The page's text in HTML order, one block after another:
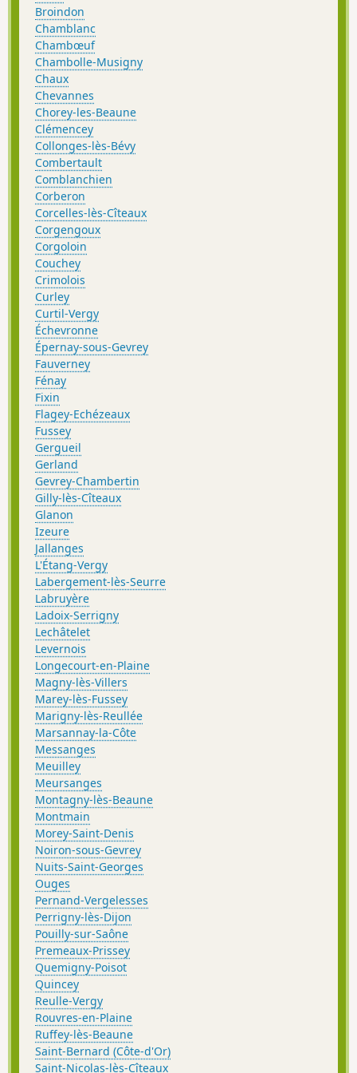
Broindon
Chamblanc
Chambœuf
Chambolle-Musigny
Chaux
Chevannes
Chorey-les-Beaune
Clémencey
Collonges-lès-Bévy
Combertault
Comblanchien
Corberon
Corcelles-lès-Cîteaux
Corgengoux
Corgoloin
Couchey
Crimolois
Curley
Curtil-Vergy
Échevronne
Épernay-sous-Gevrey
Fauverney
Fénay
Fixin
Flagey-Echézeaux
Fussey
Gergueil
Gerland
Gevrey-Chambertin
Gilly-lès-Cîteaux
Glanon
Izeure
Jallanges
L'Étang-Vergy
Labergement-lès-Seurre
Labruyère
Ladoix-Serrigny
Lechâtelet
Levernois
Longecourt-en-Plaine
Magny-lès-Villers
Marey-lès-Fussey
Marigny-lès-Reullée
Marsannay-la-Côte
Messanges
Meuilley
Meursanges
Montagny-lès-Beaune
Montmain
Morey-Saint-Denis
Noiron-sous-Gevrey
Nuits-Saint-Georges
Ouges
Pernand-Vergelesses
Perrigny-lès-Dijon
Pouilly-sur-Saône
Premeaux-Prissey
Quemigny-Poisot
Quincey
Reulle-Vergy
Rouvres-en-Plaine
Ruffey-lès-Beaune
Saint-Bernard (Côte-d'Or)
Saint-Nicolas-lès-Cîteaux